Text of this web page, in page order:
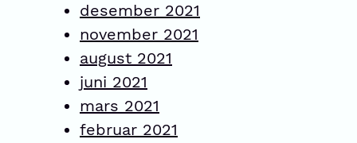
desember 2021
november 2021
august 2021
juni 2021
mars 2021
februar 2021